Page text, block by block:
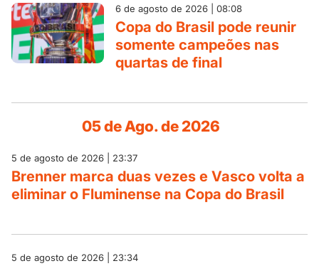
6 de agosto de 2026 | 08:08
Copa do Brasil pode reunir
somente campeões nas
quartas de final
05 de Ago. de 2026
5 de agosto de 2026 | 23:37
Brenner marca duas vezes e Vasco volta a
eliminar o Fluminense na Copa do Brasil
5 de agosto de 2026 | 23:34